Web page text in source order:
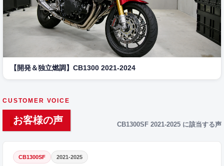
【開発＆独立燃調】CB1300 2021-2024
CUSTOMER VOICE
お客様の声 CB1300SF 2021-2025 に該当する声
CB1300SF 2021-2025